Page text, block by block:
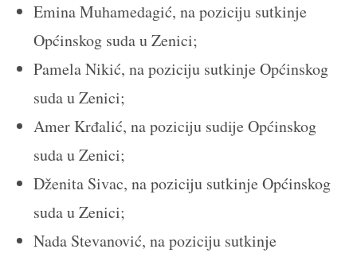
Emina Muhamedagić, na poziciju sutkinje
Općinskog suda u Zenici;
Pamela Nikić, na poziciju sutkinje Općinskog
suda u Zenici;
Amer Krđalić, na poziciju sudije Općinskog
suda u Zenici;
Dženita Sivac, na poziciju sutkinje Općinskog
suda u Zenici;
Nada Stevanović, na poziciju sutkinje